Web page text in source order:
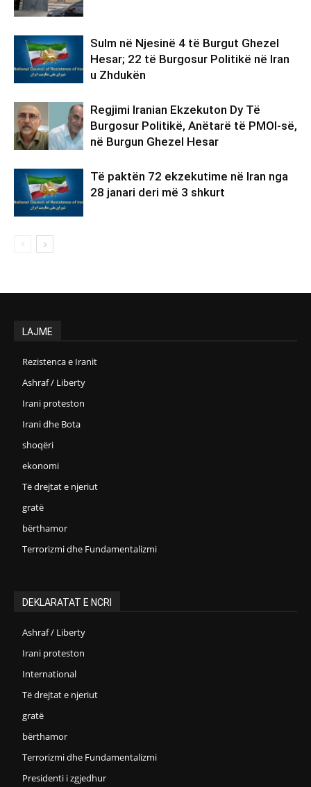
Sulm në Njesinë 4 të Burgut Ghezel
Hesar; 22 të Burgosur Politikë në Iran
u Zhdukën
Regjimi Iranian Ekzekuton Dy Të
Burgosur Politikë, Anëtarë të PMOI-së,
në Burgun Ghezel Hesar
Të paktën 72 ekzekutime në Iran nga
28 janari deri më 3 shkurt
LAJME
Rezistenca e Iranit
Ashraf / Liberty
Irani proteston
Irani dhe Bota
shoqëri
ekonomi
Të drejtat e njeriut
gratë
bërthamor
Terrorizmi dhe Fundamentalizmi
DEKLARATAT E NCRI
Ashraf / Liberty
Irani proteston
International
Të drejtat e njeriut
gratë
bërthamor
Terrorizmi dhe Fundamentalizmi
Presidenti i zgjedhur